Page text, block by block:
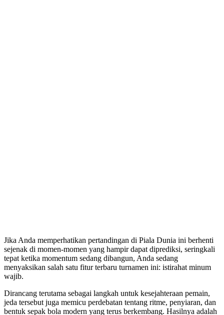
Jika Anda memperhatikan pertandingan di Piala Dunia ini berhenti
sejenak di momen-momen yang hampir dapat diprediksi, seringkali
tepat ketika momentum sedang dibangun, Anda sedang
menyaksikan salah satu fitur terbaru turnamen ini: istirahat minum
wajib.
Dirancang terutama sebagai langkah untuk kesejahteraan pemain,
jeda tersebut juga memicu perdebatan tentang ritme, penyiaran, dan
bentuk sepak bola modern yang terus berkembang. Hasilnya adalah